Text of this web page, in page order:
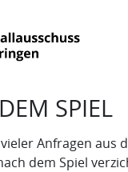
SPIEL
Anfragen
dem Spiel